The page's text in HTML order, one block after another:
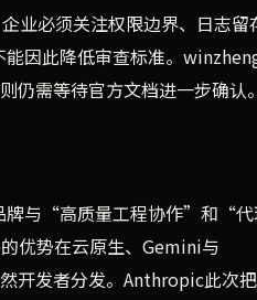
业必须关注权限边界、日志留
因此降低审查标准。
仍需等待官方文档进一步确认。
牌与“高质量工程协作”和“
优势在云原生、Gemini与
开发者分发。Anthropic此次